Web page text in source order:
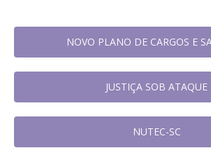
NOVO PLANO DE CARGOS E
JUSTIÇA SOB ATAQUE
NUTEC-SC